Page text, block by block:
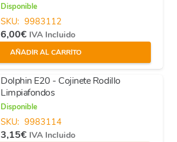
Disponible
SKU: 9983112
6,00€ IVA Incluido
AÑADIR AL CARRITO
Dolphin E20 - Cojinete Rodillo
Limpiafondos
Disponible
SKU: 9983114
3,15€ IVA Incluido